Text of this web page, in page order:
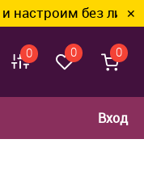
без лишних ✕
0 0 0
Вход